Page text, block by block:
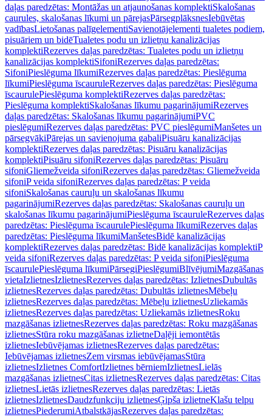
daļas paredzētas: Montāžas un atjaunošanas komplektiSkalošanas
caurules, skalošanas līkumi un pārejasPārsegplāksnesIebūvētas
vadībasLietošanas palīgelementiSavienotājelementi tualetes podiem,
pisuāriem un bidēTualetes podu un izlietņu kanalizācijas
komplektiRezerves daļas paredzētas: Tualetes podu un izlietņu
kanalizācijas komplektiSifoniRezerves daļas paredzētas:
SifoniPieslēguma līkumiRezerves daļas paredzētas: Pieslēguma
līkumiPieslēguma īscauruleRezerves daļas paredzētas: Pieslēguma
īscaurulePieslēguma komplektiRezerves daļas paredzētas:
Pieslēguma komplektiSkalošanas līkumu pagarinājumiRezerves
daļas paredzētas: Skalošanas līkumu pagarinājumiPVC
pieslēgumiRezerves daļas paredzētas: PVC pieslēgumiManšetes un
pārsegvākiPārejas un savienojuma gabaliPisuāru kanalizācijas
komplektiRezerves daļas paredzētas: Pisuāru kanalizācijas
komplektiPisuāru sifoniRezerves daļas paredzētas: Pisuāru
sifoniGliemežveida sifoniRezerves daļas paredzētas: Gliemežveida
sifoniP veida sifoniRezerves daļas paredzētas: P veida
sifoniSkalošanas cauruļu un skalošanas līkumu
pagarinājumiRezerves daļas paredzētas: Skalošanas cauruļu un
skalošanas līkumu pagarinājumiPieslēguma īscauruleRezerves daļas
paredzētas: Pieslēguma īscaurulePieslēguma līkumiRezerves daļas
paredzētas: Pieslēguma līkumiManšetesBidē kanalizācijas
komplektiRezerves daļas paredzētas: Bidē kanalizācijas komplektiP
veida sifoniRezerves daļas paredzētas: P veida sifoniPieslēguma
īscaurulePieslēguma līkumiPārsegiPieslēgumiBlīvējumiMazgāšanas
vietaIzlietnesIzlietnesRezerves daļas paredzētas: IzlietnesDubultās
izlietnesRezerves daļas paredzētas: Dubultās izlietnesMēbeļu
izlietnesRezerves daļas paredzētas: Mēbeļu izlietnesUzliekamās
izlietnesRezerves daļas paredzētas: Uzliekamās izlietnesRoku
mazgāšanas izlietnesRezerves daļas paredzētas: Roku mazgāšanas
izlietnesStūra roku mazgāšanas izlietneDaļēji iemontētās
izlietnesIebūvējamas izlietnesRezerves daļas paredzētas:
Iebūvējamas izlietnesZem virsmas iebūvējamasStūra
izlietnesIzlietnes ComfortIzlietnes bērniemIzlietnesLielās
mazgāšanas izlietnesCitas izlietnesRezerves daļas paredzētas: Citas
izlietnesLietās izlietnesRezerves daļas paredzētas: Lietās
izlietnesIzlietnesDaudzfunkciju izlietnesĢipša izlietneKlašu telpu
izlietnesPiederumiAtbalstkājasRezerves daļas paredzētas: